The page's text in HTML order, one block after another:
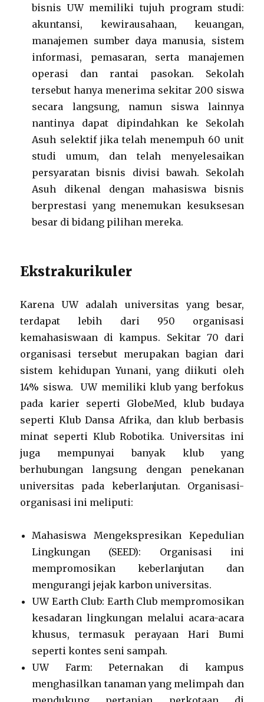
bisnis UW memiliki tujuh program studi:
akuntansi, kewirausahaan, keuangan,
manajemen sumber daya manusia, sistem
informasi, pemasaran, serta manajemen
operasi dan rantai pasokan. Sekolah
tersebut hanya menerima sekitar 200 siswa
secara langsung, namun siswa lainnya
nantinya dapat dipindahkan ke Sekolah
Asuh selektif jika telah menempuh 60 unit
studi umum, dan telah menyelesaikan
persyaratan bisnis divisi bawah. Sekolah
Asuh dikenal dengan mahasiswa bisnis
berprestasi yang menemukan kesuksesan
besar di bidang pilihan mereka.
Ekstrakurikuler
Karena UW adalah universitas yang besar,
terdapat lebih dari 950 organisasi
kemahasiswaan di kampus. Sekitar 70 dari
organisasi tersebut merupakan bagian dari
sistem kehidupan Yunani, yang diikuti oleh
14% siswa. UW memiliki klub yang berfokus
pada karier seperti GlobeMed, klub budaya
seperti Klub Dansa Afrika, dan klub berbasis
minat seperti Klub Robotika. Universitas ini
juga mempunyai banyak klub yang
berhubungan langsung dengan penekanan
universitas pada keberlanjutan. Organisasi-
organisasi ini meliputi:
Mahasiswa Mengekspresikan Kepedulian
Lingkungan (SEED): Organisasi ini
mempromosikan keberlanjutan dan
mengurangi jejak karbon universitas.
UW Earth Club: Earth Club mempromosikan
kesadaran lingkungan melalui acara-acara
khusus, termasuk perayaan Hari Bumi
seperti kontes seni sampah.
UW Farm: Peternakan di kampus
menghasilkan tanaman yang melimpah dan